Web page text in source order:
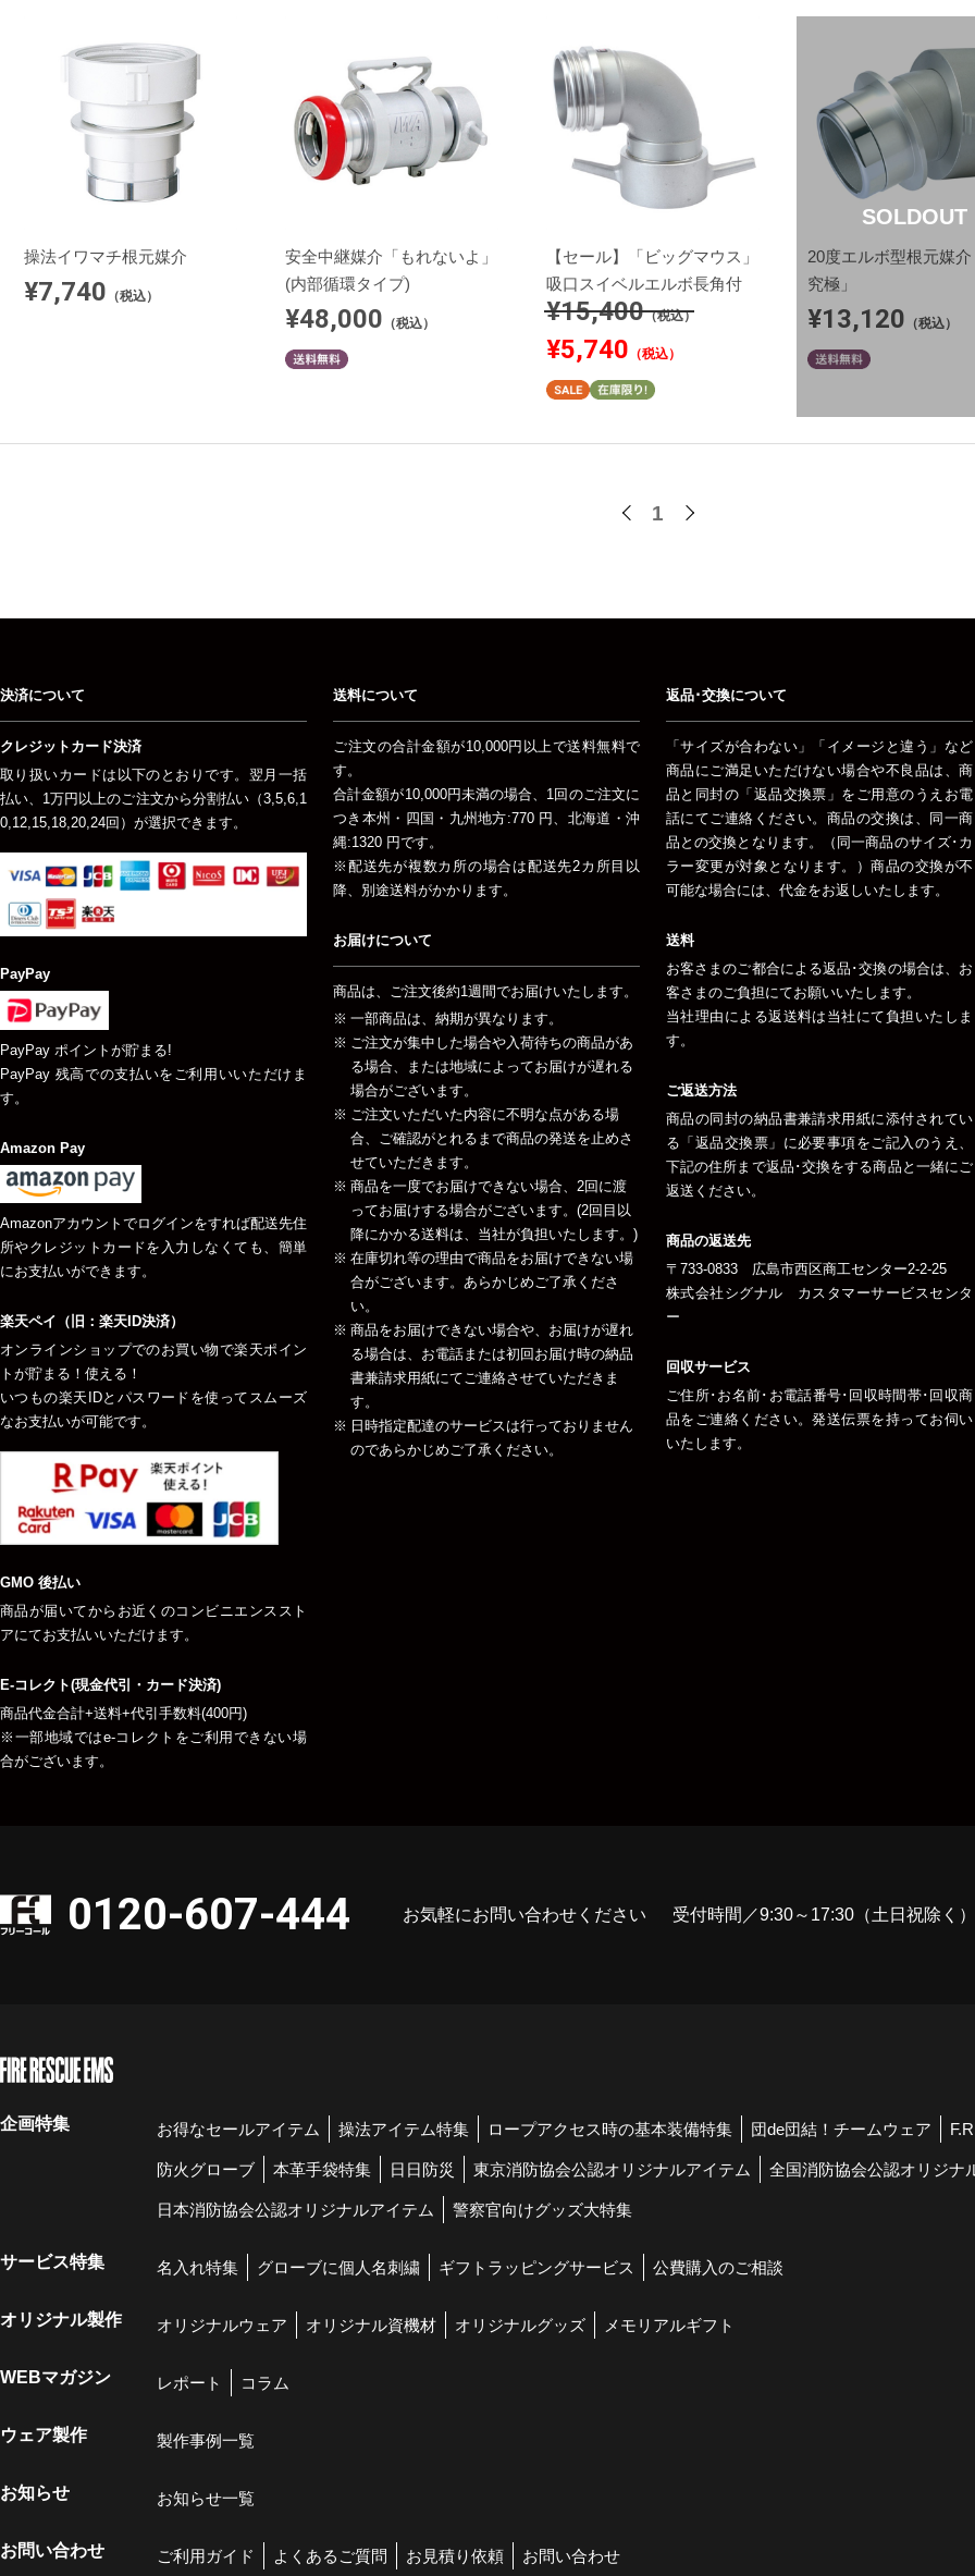
操法イワマチ根元媒介
¥7,740 （税込）
安全中継媒介「もれないよ」
(内部循環タイプ)
¥48,000 （税込）
【セール】「ビッグマウス」
吸口スイベルエルボ長角付
¥15,400（税込）
¥5,740 （税込）
SOLDOUT
20度エルボ型根元媒
究極」
¥13,120 （税込）
1
決済について
クレジットカード決済
取り扱いカードは以下のとおりです。翌月一括
払い、1万円以上のご注文から分割払い（3,5,6,1
0,12,15,18,20,24回）が選択できます。
PayPay
PayPay ポイントが貯まる!
PayPay 残高での支払いをご利用いいただけま
す。
Amazon Pay
Amazonアカウントでログインをすれば配送先住
所やクレジットカードを入力しなくても、簡単
にお支払いができます。
楽天ペイ（旧：楽天ID決済）
オンラインショップでのお買い物で楽天ポイン
トが貯まる！使える！
いつもの楽天IDとパスワードを使ってスムーズ
なお支払いが可能です。
GMO 後払い
商品が届いてからお近くのコンビニエンススト
アにてお支払いいただけます。
E-コレクト(現金代引・カード決済)
商品代金合計+送料+代引手数料(400円)
※一部地域ではe-コレクトをご利用できない場
合がございます。
送料について
ご注文の合計金額が10,000円以上で送料無料で
す。
合計金額が10,000円未満の場合、1回のご注文に
つき本州・四国・九州地方:770 円、北海道・沖
縄:1320 円です。
※配送先が複数カ所の場合は配送先2カ所目以
降、別途送料がかかります。
お届けについて
商品は、ご注文後約1週間でお届けいたします。
一部商品は、納期が異なります。
ご注文が集中した場合や入荷待ちの商品があ
る場合、または地域によってお届けが遅れる
場合がございます。
ご注文いただいた内容に不明な点がある場
合、ご確認がとれるまで商品の発送を止めさ
せていただきます。
商品を一度でお届けできない場合、2回に渡
ってお届けする場合がございます。(2回目以
降にかかる送料は、当社が負担いたします。)
在庫切れ等の理由で商品をお届けできない場
合がございます。あらかじめご了承くださ
い。
商品をお届けできない場合や、お届けが遅れ
る場合は、お電話または初回お届け時の納品
書兼請求用紙にてご連絡させていただきま
す。
日時指定配達のサービスは行っておりません
のであらかじめご了承ください。
返品･交換について
「サイズが合わない」「イメージと違う」など
商品にご満足いただけない場合や不良品は、商
品と同封の「返品交換票」をご用意のうえお電
話にてご連絡ください。商品の交換は、同一商
品との交換となります。（同一商品のサイズ･カ
ラー変更が対象となります。）商品の交換が不
可能な場合には、代金をお返しいたします。
送料
お客さまのご都合による返品･交換の場合は、お
客さまのご負担にてお願いいたします。
当社理由による返送料は当社にて負担いたしま
す。
ご返送方法
商品の同封の納品書兼請求用紙に添付されてい
る「返品交換票」に必要事項をご記入のうえ、
下記の住所まで返品･交換をする商品と一緒にご
返送ください。
商品の返送先
〒733-0833 広島市西区商工センター2-2-25
株式会社シグナル カスタマーサービスセンタ
ー
回収サービス
ご住所･お名前･お電話番号･回収時間帯･回収商
品をご連絡ください。発送伝票を持ってお伺い
いたします。
0120-607-444 お気軽にお問い合わせください 受付時間／9:30～17:30（土日祝除く）
企画特集 お得なセールアイテム 操法アイテム特集 ロープアクセス時の基本装備特集 団de団結！チームウェア
防火グローブ 本革手袋特集 日日防災 東京消防協会公認オリジナルアイテム 全国消防協会公認オリジナ
日本消防協会公認オリジナルアイテム 警察官向けグッズ大特集
サービス特集 名入れ特集 グローブに個人名刺繍 ギフトラッピングサービス 公費購入のご相談
オリジナル製作 オリジナルウェア オリジナル資機材 オリジナルグッズ メモリアルギフト
WEBマガジン レポート コラム
ウェア製作 製作事例一覧
お知らせ お知らせ一覧
お問い合わせ ご利用ガイド よくあるご質問 お見積り依頼 お問い合わせ